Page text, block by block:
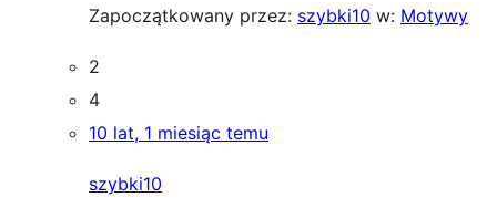
Zapoczątkowany przez: szybki10 w: Motywy
2
4
10 lat, 1 miesiąc temu
szybki10